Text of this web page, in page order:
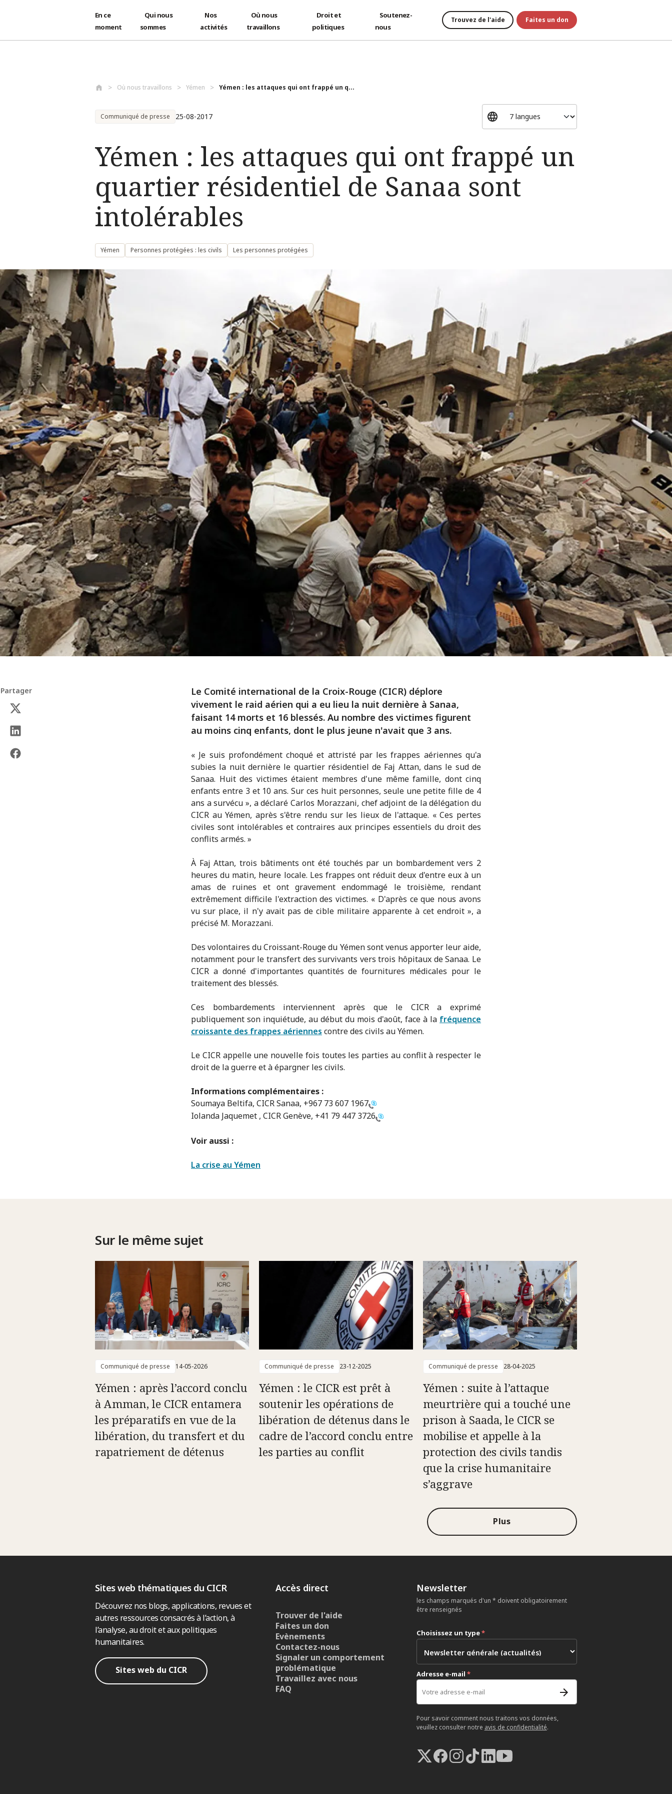
En ce
moment
Qui nous
sommes
Nos
activités
Où nous
travaillons
Droit et
politiques
Soutenez-
nous
Trouvez de l'aide Faites un don
Où nous travaillons Yémen Yémen : les attaques qui ont frappé un q...
Communiqué de presse 25-08-2017
Yémen : les attaques qui ont frappé un
quartier résidentiel de Sanaa sont
intolérables
Yémen Personnes protégées : les civils Les personnes protégées
Partager
Le Comité international de la Croix-Rouge (CICR) déplore
vivement le raid aérien qui a eu lieu la nuit dernière à Sanaa,
faisant 14 morts et 16 blessés. Au nombre des victimes figurent
au moins cinq enfants, dont le plus jeune n'avait que 3 ans.
« Je suis profondément choqué et attristé par les frappes aériennes qu'a
subies la nuit dernière le quartier résidentiel de Faj Attan, dans le sud de
Sanaa. Huit des victimes étaient membres d'une même famille, dont cinq
enfants entre 3 et 10 ans. Sur ces huit personnes, seule une petite fille de 4
ans a survécu », a déclaré Carlos Morazzani, chef adjoint de la délégation du
CICR au Yémen, après s'être rendu sur les lieux de l'attaque. « Ces pertes
civiles sont intolérables et contraires aux principes essentiels du droit des
conflits armés. »
À Faj Attan, trois bâtiments ont été touchés par un bombardement vers 2
heures du matin, heure locale. Les frappes ont réduit deux d'entre eux à un
amas de ruines et ont gravement endommagé le troisième, rendant
extrêmement difficile l'extraction des victimes. « D'après ce que nous avons
vu sur place, il n'y avait pas de cible militaire apparente à cet endroit », a
précisé M. Morazzani.
Des volontaires du Croissant-Rouge du Yémen sont venus apporter leur aide,
notamment pour le transfert des survivants vers trois hôpitaux de Sanaa. Le
CICR a donné d'importantes quantités de fournitures médicales pour le
traitement des blessés.
Ces bombardements interviennent après que le CICR a exprimé
publiquement son inquiétude, au début du mois d'août, face à la fréquence
croissante des frappes aériennes contre des civils au Yémen.
Le CICR appelle une nouvelle fois toutes les parties au conflit à respecter le
droit de la guerre et à épargner les civils.
Informations complémentaires :
Soumaya Beltifa, CICR Sanaa, +967 73 607 1967
Iolanda Jaquemet , CICR Genève, +41 79 447 3726
Voir aussi :
La crise au Yémen
Sur le même sujet
Communiqué de presse 14-05-2026
Yémen : après l’accord conclu
à Amman, le CICR entamera
les préparatifs en vue de la
libération, du transfert et du
rapatriement de détenus
Communiqué de presse 23-12-2025
Yémen : le CICR est prêt à
soutenir les opérations de
libération de détenus dans le
cadre de l’accord conclu entre
les parties au conflit
Communiqué de presse 28-04-2025
Yémen : suite à l’attaque
meurtrière qui a touché une
prison à Saada, le CICR se
mobilise et appelle à la
protection des civils tandis
que la crise humanitaire
s’aggrave
Plus
Sites web thématiques du CICR
Découvrez nos blogs, applications, revues et
autres ressources consacrés à l’action, à
l’analyse, au droit et aux politiques
humanitaires.
Sites web du CICR
Accès direct
Trouver de l'aide
Faites un don
Evènements
Contactez-nous
Signaler un comportement
problématique
Travaillez avec nous
FAQ
Newsletter
les champs marqués d'un * doivent obligatoirement
être renseignés
Choisissez un type*
Adresse e-mail *
Pour savoir comment nous traitons vos données,
veuillez consulter notre avis de confidentialité.